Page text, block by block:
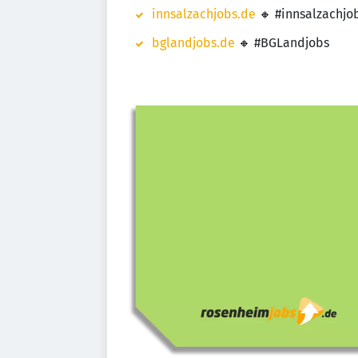
innsalzachjobs.de 🔸
bglandjobs.de 🔸 #BGLandjobs